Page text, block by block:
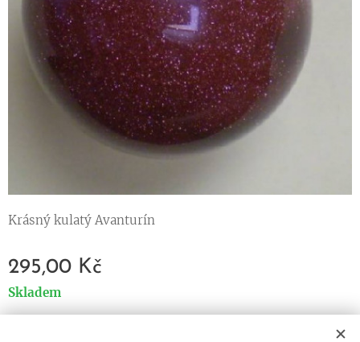
Krásný kulatý Avanturín
295,00 Kč
Skladem